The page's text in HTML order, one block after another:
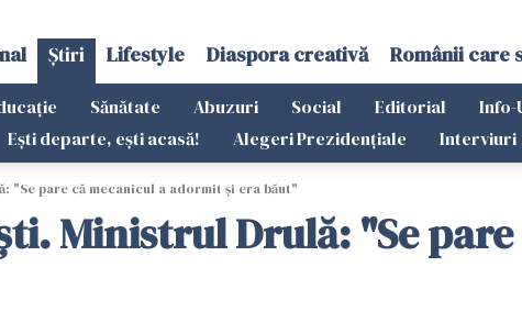
Știri Lifestyle Diaspora creativă Românii care
Sănătate Abuzuri Social Editorial
Info-
Ești departe, ești acasă! Alegeri Prezidențiale Interviuri
pare că mecanicul a adormit și era băut"
Ministrul Drulă: "Se